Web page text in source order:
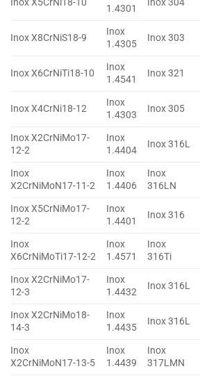
1.4301
Inox X8CrNiS18-9
Inox
1.4305
Inox 303
Inox X6CrNiTi18-10
Inox
1.4541
Inox 321
Inox X4CrNi18-12
Inox
1.4303
Inox 305
Inox X2CrNiMo17-
12-2
Inox
1.4404
Inox 316L
Inox
X2CrNiMoN17-11-2
Inox
1.4406
Inox
316LN
Inox X5CrNiMo17-
12-2
Inox
1.4401
Inox 316
Inox
X6CrNiMoTi17-12-2
Inox
1.4571
Inox
316Ti
Inox X2CrNiMo17-
12-3
Inox
1.4432
Inox 316L
Inox X2CrNiMo18-
14-3
Inox
1.4435
Inox 316L
Inox
X2CrNiMoN17-13-5
Inox
1.4439
Inox
317LMN